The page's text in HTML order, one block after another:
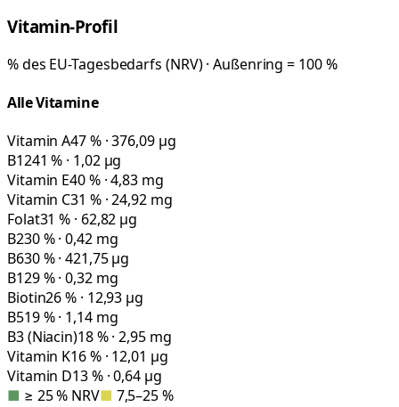
Vitamin-Profil
% des EU-Tagesbedarfs (NRV) · Außenring = 100 %
Alle Vitamine
Vitamin A47 % · 376,09 µg
B1241 % · 1,02 µg
Vitamin E40 % · 4,83 mg
Vitamin C31 % · 24,92 mg
Folat31 % · 62,82 µg
B230 % · 0,42 mg
B630 % · 421,75 µg
B129 % · 0,32 mg
Biotin26 % · 12,93 µg
B519 % · 1,14 mg
B3 (Niacin)18 % · 2,95 mg
Vitamin K16 % · 12,01 µg
Vitamin D13 % · 0,64 µg
■ ≥ 25 % NRV■ 7,5–25 %